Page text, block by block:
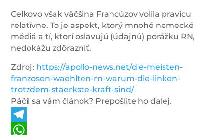
Celkovo však väčšina Francúzov volila pravicu
relatívne. To je aspekt, ktorý mnohé nemecké
médiá a tí, ktorí oslavujú (údajnú) porážku RN,
nedokážu zdôrazniť.
Zdroj: https://apollo-news.net/die-meisten-
franzosen-waehlten-rn-warum-die-linken-
trotzdem-staerkste-kraft-sind/
Páčil sa vám článok? Prepošlite ho ďalej.
Telegram